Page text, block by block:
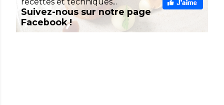
Suivez-nous sur notre page
Facebook !